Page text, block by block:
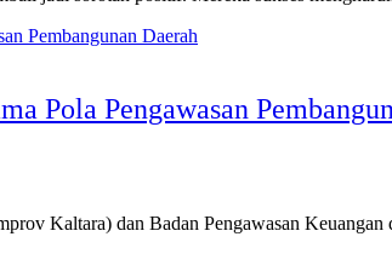
Pola Pengawasan
Kaltara) dan Badan Pengawasan